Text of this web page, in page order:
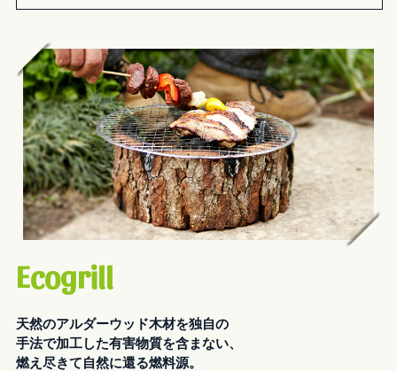
Ecogrill
天然のアルダーウッド木材を独自の
手法で加工した有害物質を含まない、
燃え尽きて自然に還る燃料源。